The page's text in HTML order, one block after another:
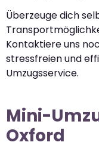
Überzeuge dich
Kontaktiere uns
stressfreien und
Umzugsservice.
Mini-
Oxford